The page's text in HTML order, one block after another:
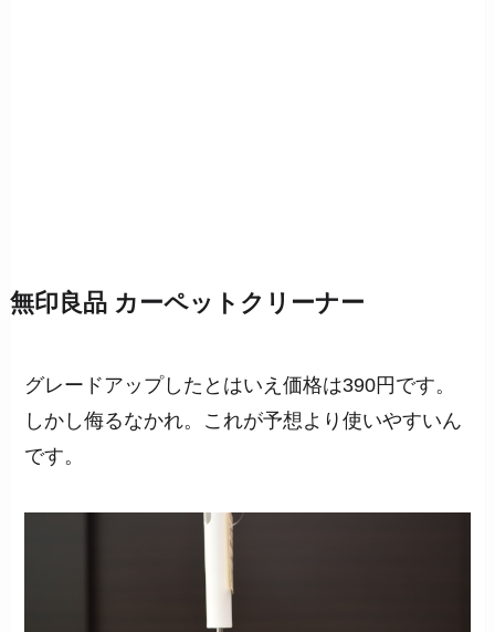
無印良品 カーペットクリーナー
グレードアップしたとはいえ価格は390円です。
しかし侮るなかれ。これが予想より使いやすいん
です。